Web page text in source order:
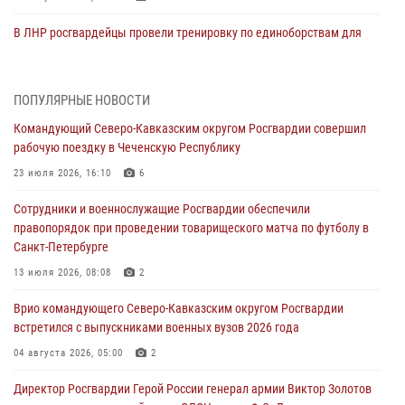
В ЛНР росгвардейцы провели тренировку по единоборствам для
стен музея истории космонавтики в Калуге
08 августа 2026, 09:29
в честь юбилея ведомства
08 августа 2026, 09:03 1
Росгвардейцы в ЛНР совершенствуют навыки тактической
08 августа 2026, 09:00 2
В Кабардино-Балкарии сотрудники Росгвардии провели турнир по
08 августа 2026, 07:00
ПОПУЛЯРНЫЕ НОВОСТИ
Командующий Северо-Кавказским округом Росгвардии совершил
рабочую поездку в Чеченскую Республику
23 июля 2026, 16:10 6
Сотрудники и военнослужащие Росгвардии обеспечили
правопорядок при проведении товарищеского матча по футболу в
Санкт-Петербурге
13 июля 2026, 08:08 2
Врио командующего Северо-Кавказским округом Росгвардии
встретился с выпускниками военных вузов 2026 года
04 августа 2026, 05:00 2
Директор Росгвардии Герой России генерал армии Виктор Золотов